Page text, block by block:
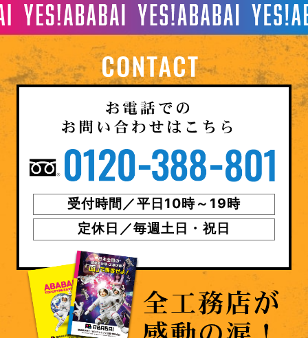
受付時間／平日10時～19時
定休日／毎週土日・祝日